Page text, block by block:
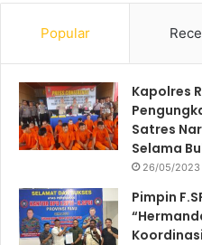
Popular
Kapolres
Satres
Selama
26/05/2023
Pimpin